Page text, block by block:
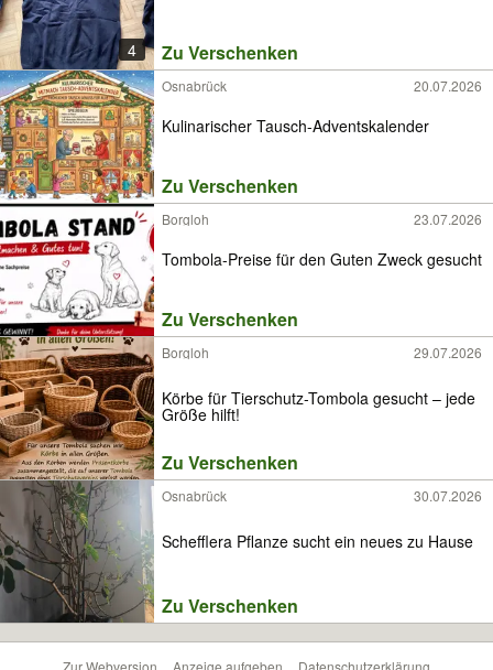
4 Zu Verschenken
Osnabrück 20.07.2026
Kulinarischer Tausch-Adventskalender
Zu Verschenken
Borgloh 23.07.2026
Tombola-Preise für den Guten Zweck gesucht
Zu Verschenken
Borgloh 29.07.2026
Körbe für Tierschutz-Tombola gesucht – jede
Größe hilft!
Zu Verschenken
Osnabrück 30.07.2026
Schefflera Pflanze sucht ein neues zu Hause
Zu Verschenken
Zur Webversion Anzeige aufgeben Datenschutzerklärung